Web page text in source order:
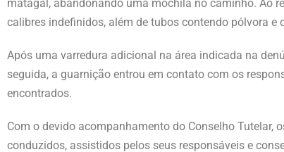
matagal, abandonando uma mochila no caminho. Ao
calibres indefinidos, além de tubos contendo pólvora e
Após uma varredura adicional na área indicada na
seguida, a guarnição entrou em contato com os
encontrados.
Com o devido acompanhamento do Conselho
conduzidos, assistidos pelos seus responsáveis e